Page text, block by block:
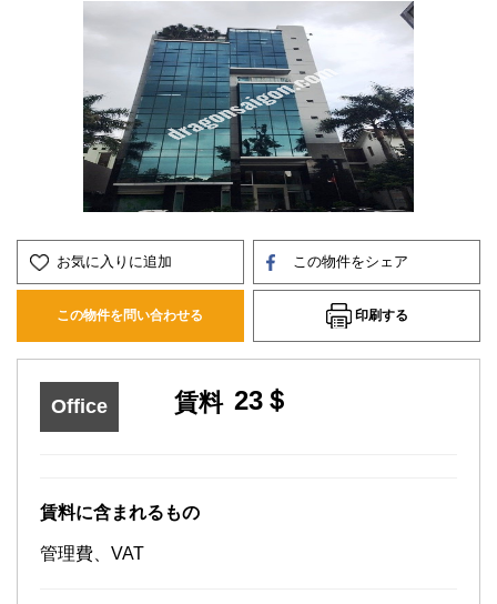
お気に入りに追加 この物件をシェア
この物件を問い合わせる 印刷する
Office 賃料 23＄
賃料に含まれるもの
管理費、VAT